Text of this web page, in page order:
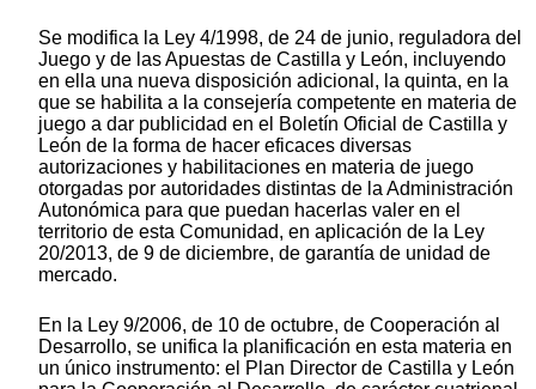
Se modifica la Ley 4/1998, de 24 de junio, reguladora del
Juego y de las Apuestas de Castilla y León, incluyendo
en ella una nueva disposición adicional, la quinta, en la
que se habilita a la consejería competente en materia de
juego a dar publicidad en el Boletín Oficial de Castilla y
León de la forma de hacer eficaces diversas
autorizaciones y habilitaciones en materia de juego
otorgadas por autoridades distintas de la Administración
Autonómica para que puedan hacerlas valer en el
territorio de esta Comunidad, en aplicación de la Ley
20/2013, de 9 de diciembre, de garantía de unidad de
mercado.
En la Ley 9/2006, de 10 de octubre, de Cooperación al
Desarrollo, se unifica la planificación en esta materia en
un único instrumento: el Plan Director de Castilla y León